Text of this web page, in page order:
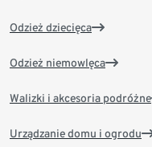
Odzież dziecięca
Odzież niemowlęca
Walizki i akcesoria podróżne
Urządzanie domu i ogrodu